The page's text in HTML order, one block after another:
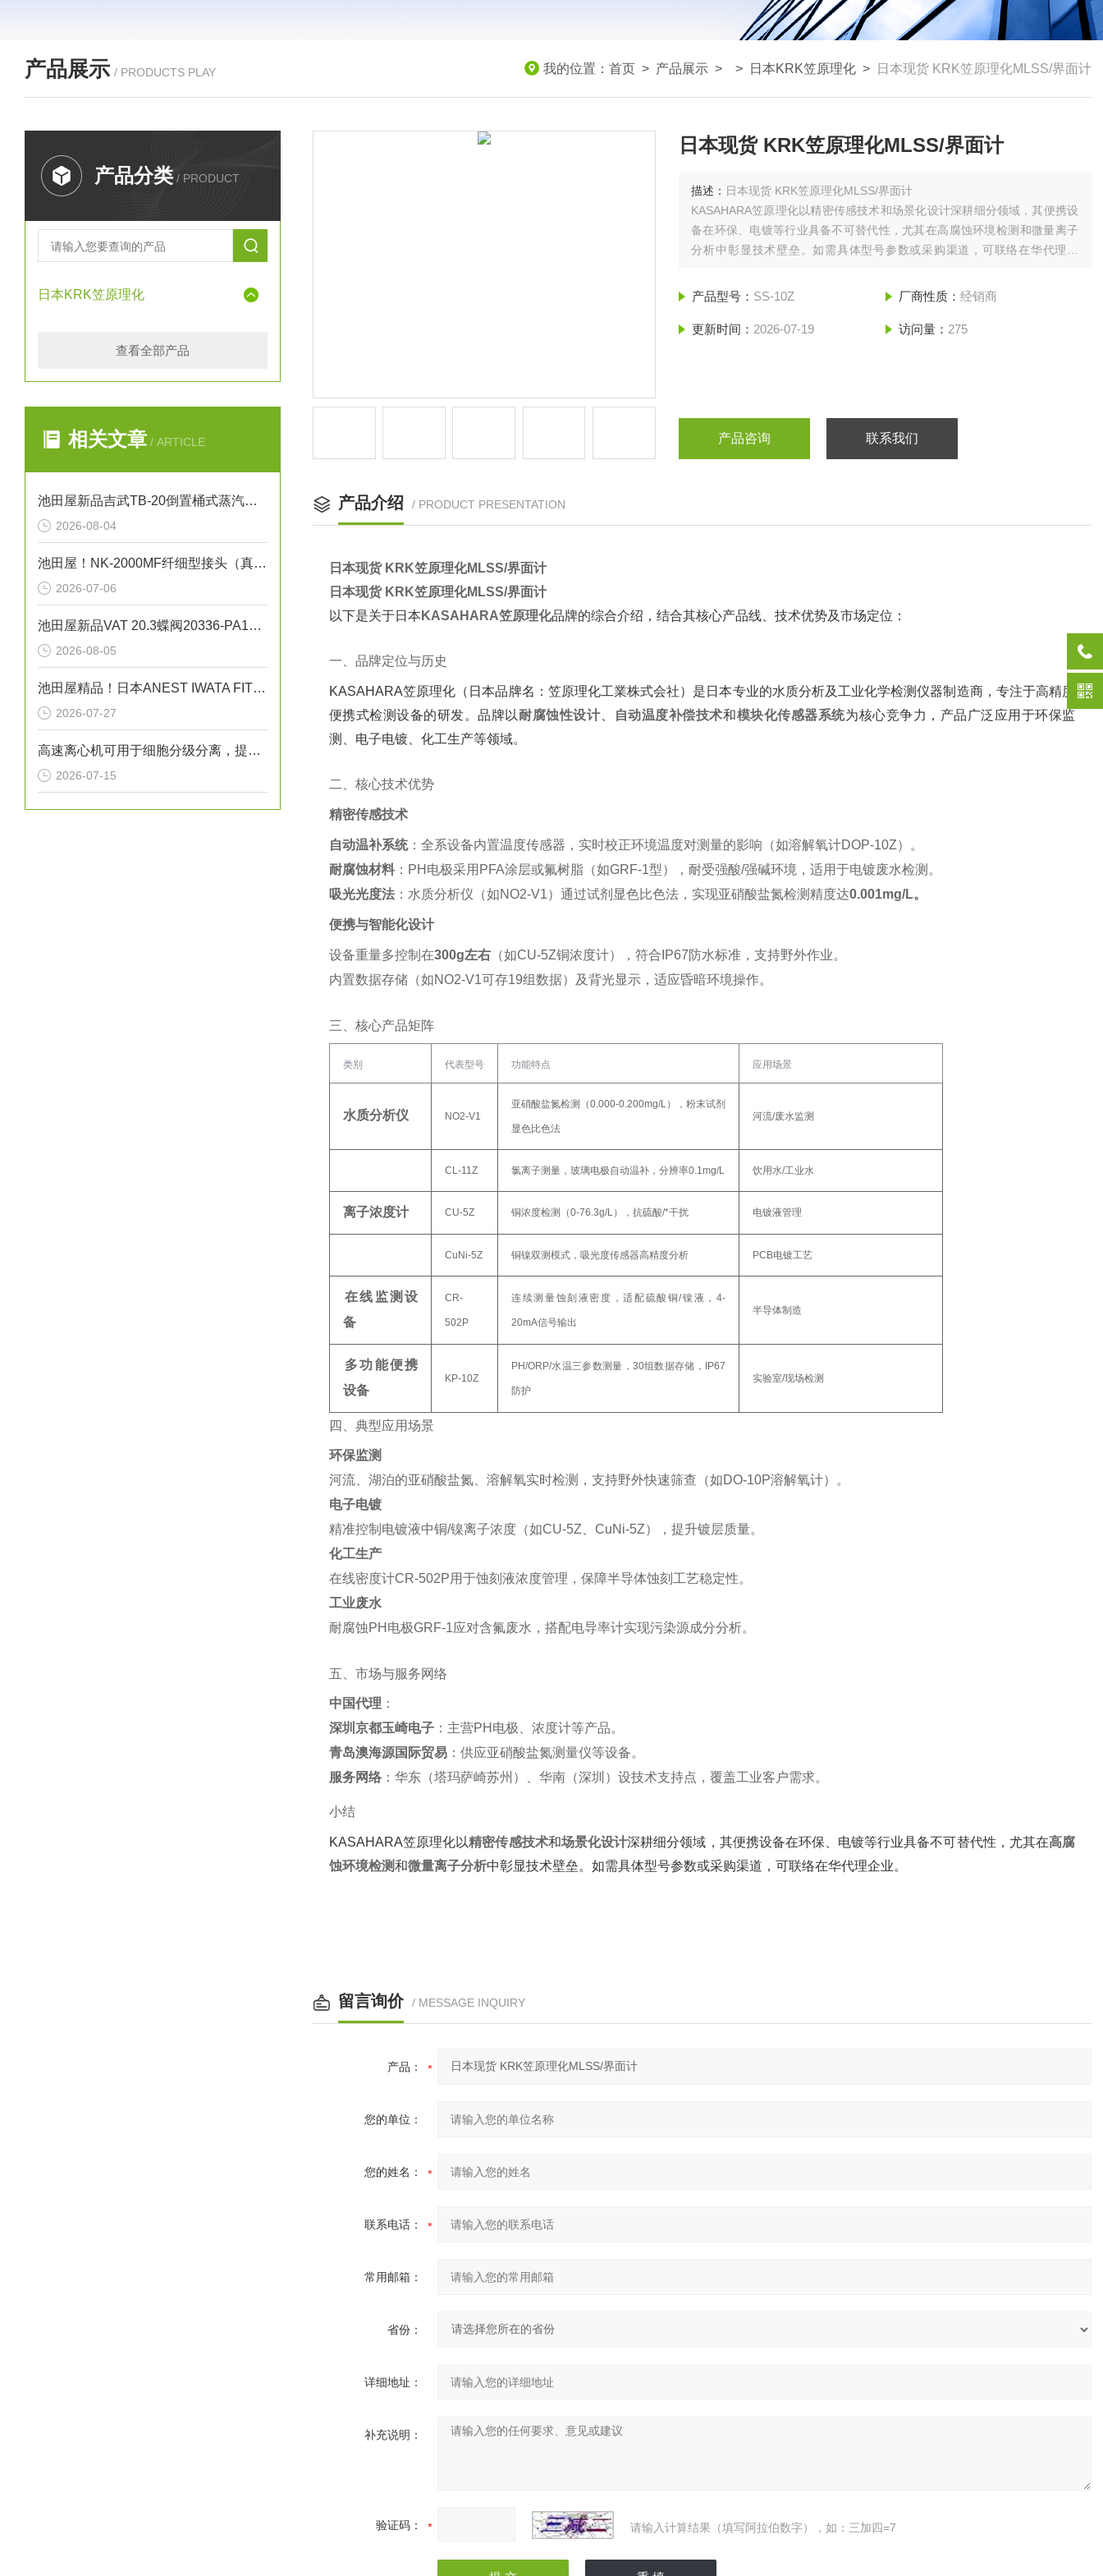
产品展示 / PRODUCTS PLAY 我的位置： 首页 > 产品展示 > > 日本KRK笠原理化 > 日本现货 KRK笠原理化MLSS/界面计
产品分类 / PRODUCT
日本KRK笠原理化
查看全部产品
相关文章 / ARTICLE
池田屋新品吉武TB-20倒置桶式蒸汽疏水阀正式发布
2026-08-04
池田屋！NK-2000MF纤细型接头（真空法兰）金属软管技术
2026-07-06
池田屋新品VAT 20.3蝶阀20336-PA14正式发布
2026-08-05
池田屋精品！日本ANEST IWATA FIT13032无油活塞式空压机
2026-07-27
高速离心机可用于细胞分级分离，提取不同密度的细胞亚群
2026-07-15
日本现货 KRK笠原理化MLSS/界面计
描述： 日本现货 KRK笠原理化MLSS/界面计
KASAHARA笠原理化以‌精密传感技术‌和‌场景化设计‌深耕细分领域，其便携设
备在环保、电镀等行业具备不可替代性，尤其在‌高腐蚀环境检测‌和‌微量离子
分析‌中彰显技术壁垒。如需具体型号参数或采购渠道，可联络在华代理企
产品型号： SS-10Z 厂商性质： 经销商
更新时间： 2026-07-19 访问量： 275
产品咨询 联系我们
产品介绍 / PRODUCT PRESENTATION
日本现货 KRK笠原理化MLSS/界面计
日本现货 KRK笠原理化MLSS/界面计
以下是关于日本‌ KASAHARA笠原理化‌品牌的综合介绍，结合其核心产品线、技术优势及市场定位：
一、品牌定位与历史
KASAHARA笠原理化（日本品牌名：笠原理化工業株式会社）是日本专业的水质分析及工业化学检测仪器制造商，专注于高精度
便携式检测设备的研发。品牌以‌耐腐蚀性设计 自动温度补偿技术‌和‌模块化传感器系统‌为核心竞争力，产品广泛应用于环保监
测、电子电镀、化工生产等领域‌。
二、核心技术优势
精密传感技术
自动温补系统‌：全系设备内置温度传感器，实时校正环境温度对测量的影响（如溶解氧计DOP-10Z）‌。
耐腐蚀材料 ‌：PH电极采用PFA涂层或氟树脂（如GRF-1型），耐受强酸/强碱环境，适用于电镀废水检测‌。
吸光光度法 ‌：水质分析仪（如NO2-V1）通过试剂显色比色法，实现亚硝酸盐氮检测精度达‌0.001mg/L。
便携与智能化设计
设备重量多控制在‌300g左右 ‌（如CU-5Z铜浓度计），符合IP67防水标准，支持野外作业‌。
内置数据存储（如NO2-V1可存19组数据）及背光显示，适应昏暗环境操作‌。
三、核心产品矩阵
类别 代表型号 功能特点 应用场景
水质分析仪 NO2-V1
亚硝酸盐氮检测（0.000-0.200mg/L），粉末试剂
显色比色法
河流/废水监测‌
CL-11Z 氯离子测量，玻璃电极自动温补，分辨率0.1mg/L 饮用水/工业水‌
离子浓度计 CU-5Z 铜浓度检测（0-76.3g/L），抗硫酸/*干扰 电镀液管理‌
CuNi-5Z 铜镍双测模式，吸光度传感器高精度分析 PCB电镀工艺‌
在线监测设
备
CR-
502P
连续测量蚀刻液密度，适配硫酸铜/镍液，4-
20mA信号输出
半导体制造‌
多功能便携
设备
KP-10Z
PH/ORP/水温三参数测量，30组数据存储，IP67
防护
实验室/现场检测‌
四、典型应用场景
环保监测
河流、湖泊的亚硝酸盐氮、溶解氧实时检测，支持野外快速筛查（如DO-10P溶解氧计）‌。
电子电镀
精准控制电镀液中铜/镍离子浓度（如CU-5Z、CuNi-5Z），提升镀层质量‌。
化工生产
在线密度计CR-502P用于蚀刻液浓度管理，保障半导体蚀刻工艺稳定性‌。
工业废水
耐腐蚀PH电极GRF-1应对含氟废水，搭配电导率计实现污染源成分分析‌。
五、市场与服务网络
中国代理 ‌：
深圳京都玉崎电子 ‌：主营PH电极、浓度计等产品‌。
青岛澳海源国际贸易 ‌：供应亚硝酸盐氮测量仪等设备‌。
服务网络 ‌：华东（塔玛萨崎苏州）、华南（深圳）设技术支持点，覆盖工业客户需求‌。
小结
KASAHARA笠原理化以‌精密传感技术‌和‌场景化设计‌深耕细分领域，其便携设备在环保、电镀等行业具备不可替代性，尤其在‌高腐
蚀环境检测‌和‌微量离子分析‌中彰显技术壁垒。如需具体型号参数或采购渠道，可联络在华代理企业‌。
留言询价 / MESSAGE INQUIRY
产品：
您的单位：
您的姓名：
联系电话：
常用邮箱：
省份：
详细地址：
补充说明：
验证码： 请输入计算结果（填写阿拉伯数字），如：三加四=7